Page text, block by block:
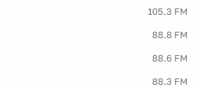
105.3 FM
88.8 FM
88.6 FM
88.3 FM